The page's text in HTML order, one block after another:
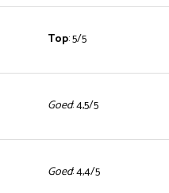
Top: 5/5
Goed: 4,5/5
Goed: 4,4/5